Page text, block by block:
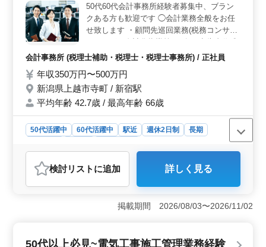
と労働条件＞ 福利厚生が充実しており、通勤手当も支
給され、雇用保険、労災保険、健康保険、厚生年金保
険、財形貯蓄等の各種社会保険も完備です。
50代60代会計事務所経験者募集中、ブラン
クある方も歓迎です ◯会計業務全般をお任
せ致します ・顧問先巡回業務(税務コンサル
(法人税・消費税・所得税) ・確定申告時期の
定調書の作成 ・会計ソフト入力 ・給与計算
・社会保険、労働保険関係業務
会計事務所 (税理士補助・税理士・税理士事務所) / 正社員
年収350万円〜500万円
新潟県上越市寺町 / 新宿駅
平均年齢 42.7歳 / 最高年齢 66歳
50代活躍中 60代活躍中 駅近 週休2日制
長期
おすすめポイント
＜経験者重視＞ 税理士補助業務で50代60代の方が活躍
中です。経験者募集で、ブランクある方も歓迎していま
す。8年以上の会計事務所経験が必要です。会計業務全般
を担当していただきます。顧問先巡回業務から各種申告
す。年収350〜500万円、通勤手当も支給されます。禁煙
検討リスト に追加 詳しく見る
掲載期間 2026/08/03〜2026/11/02
50代以上必見~電気工事施工管理業務経験